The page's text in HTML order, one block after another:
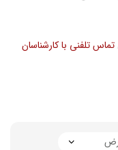
تماس تلفنی با کارشناسان